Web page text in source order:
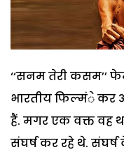
‘‘सनम तेरी कसम’’
भारतीय फिल्मंे कर
हैं. मगर एक वक्त वह
संघर्ष कर रहे थे. संघर्ष